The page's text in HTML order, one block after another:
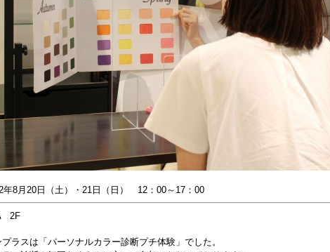
日（土）・21日（日） 12：00～17：00
ラスは「パーソナルカラー診断プチ体験」でした。